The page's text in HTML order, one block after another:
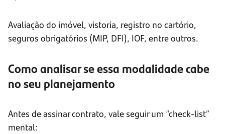
Avaliação do imóvel, vistoria, registro no cartório,
seguros obrigatórios (MIP, DFI), IOF, entre outros.
Como analisar se essa modalidade cabe
no seu planejamento
Antes de assinar contrato, vale seguir um “check-list”
mental: